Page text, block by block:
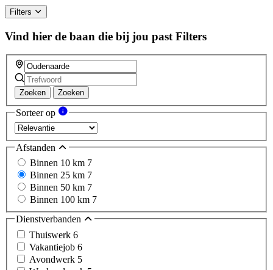
Filters
Vind hier de baan die bij jou past Filters
Zoeken Zoeken
Sorteer op
Afstanden
Binnen 10 km 7
Binnen 25 km 7
Binnen 50 km 7
Binnen 100 km 7
Dienstverbanden
Thuiswerk 6
Vakantiejob 6
Avondwerk 5